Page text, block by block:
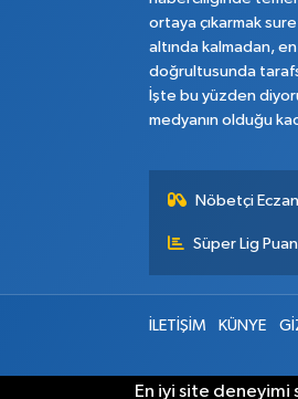
ortaya çıkarmak
altında kalmadan, en
doğrultusunda
İşte bu yüzden
medyanın olduğu
Nöbetçi
Süper Lig
İLETİŞİM KÜNYE
En iyi site deneyimi